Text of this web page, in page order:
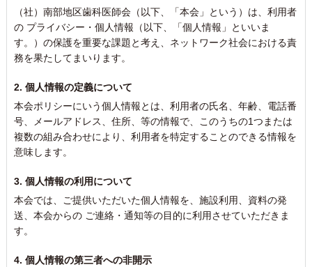
（社）南部地区歯科医師会（以下、「本会」という）は、利用者
の プライバシー・個人情報（以下、「個人情報」といいま
す。）の保護を重要な課題と考え、ネットワーク社会における責
務を果たしてまいります。
2. 個人情報の定義について
本会ポリシーにいう個人情報とは、利用者の氏名、年齢、電話番
号、メールアドレス、住所、等の情報で、このうちの1つまたは
複数の組み合わせにより、利用者を特定することのできる情報を
意味します。
3. 個人情報の利用について
本会では、ご提供いただいた個人情報を、施設利用、資料の発
送、本会からの ご連絡・通知等の目的に利用させていただきま
す。
4. 個人情報の第三者への非開示